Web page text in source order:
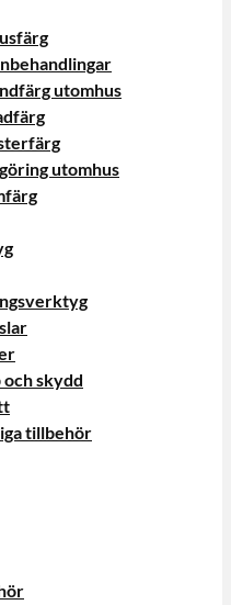
utomhus
utomhus
och skydd
tillbehör